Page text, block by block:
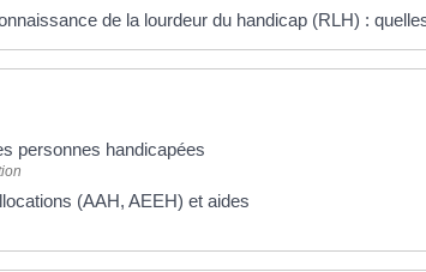
de la lourdeur du handicap (RLH) :
personnes handicapées
(AAH, AEEH) et aides